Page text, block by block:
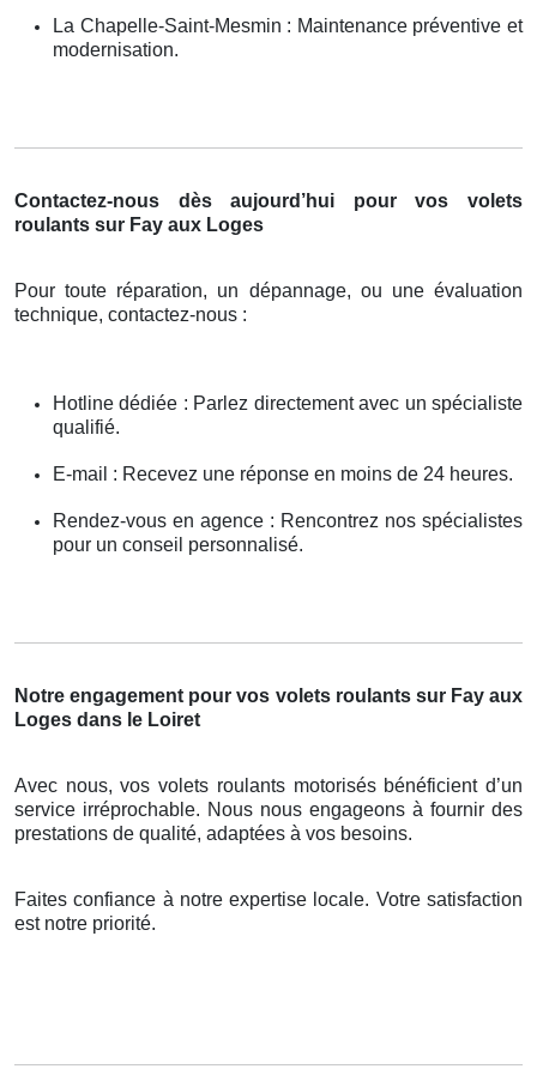
La Chapelle-Saint-Mesmin : Maintenance préventive et
modernisation.
Contactez-nous dès aujourd’hui pour vos volets
roulants sur Fay aux Loges
Pour toute réparation, un dépannage, ou une évaluation
technique, contactez-nous :
Hotline dédiée : Parlez directement avec un spécialiste
qualifié.
E-mail : Recevez une réponse en moins de 24 heures.
Rendez-vous en agence : Rencontrez nos spécialistes
pour un conseil personnalisé.
Notre engagement pour vos volets roulants sur Fay aux
Loges dans le Loiret
Avec nous, vos volets roulants motorisés bénéficient d’un
service irréprochable. Nous nous engageons à fournir des
prestations de qualité, adaptées à vos besoins.
Faites confiance à notre expertise locale. Votre satisfaction
est notre priorité.